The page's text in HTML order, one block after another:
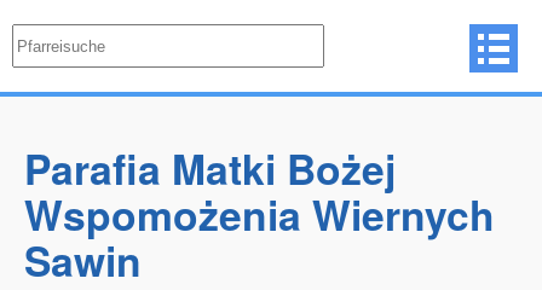
Parafia Matki Bożej
Wspomożenia Wiernych
Sawin